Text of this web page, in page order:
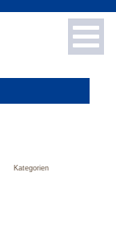
Kategorien